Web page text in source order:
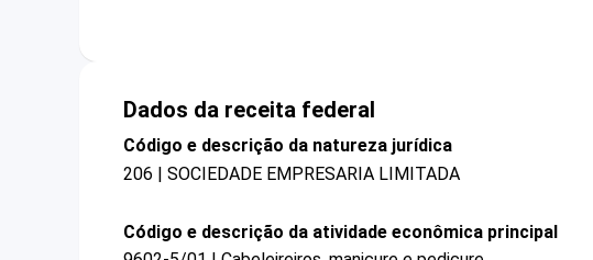
Dados da receita federal
Código e descrição da natureza jurídica
206 | SOCIEDADE EMPRESARIA LIMITADA
Código e descrição da atividade econômica principal